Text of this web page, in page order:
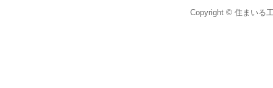
Copyright © 住まいる